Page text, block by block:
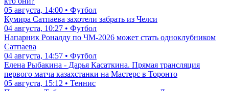
05 августа, 14:00 • Футбол
Кумира Сатпаева захотели забрать из Челси
04 августа, 10:27 • Футбол
Напарник Роналду по ЧМ-2026 может стать одноклубником
Сатпаева
04 августа, 14:57 • Футбол
Елена Рыбакина - Дарья Касаткина. Прямая трансляция
первого матча казахстанки на Мастерс в Торонто
05 августа, 15:12 • Теннис